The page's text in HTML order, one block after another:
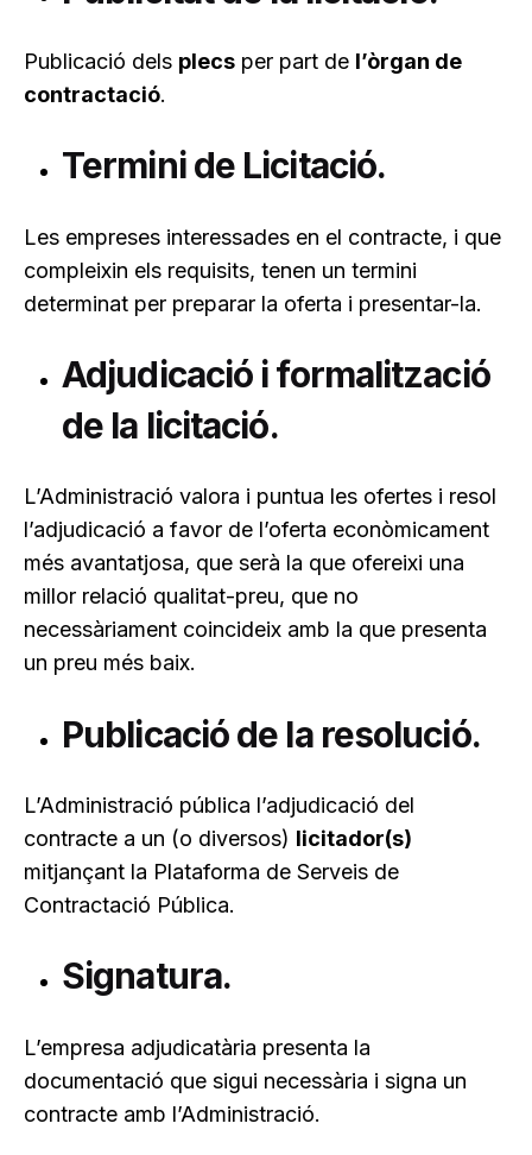
Publicació dels plecs per part de l’òrgan de
contractació.
Termini de Licitació.
Les empreses interessades en el contracte, i que
compleixin els requisits, tenen un termini
determinat per preparar la oferta i presentar-la.
Adjudicació i formalització
de la licitació.
L’Administració valora i puntua les ofertes i resol
l’adjudicació a favor de l’oferta econòmicament
més avantatjosa, que serà la que ofereixi una
millor relació qualitat-preu, que no
necessàriament coincideix amb la que presenta
un preu més baix.
Publicació de la resolució.
L’Administració pública l’adjudicació del
contracte a un (o diversos) licitador(s)
mitjançant la Plataforma de Serveis de
Contractació Pública.
Signatura.
L’empresa adjudicatària presenta la
documentació que sigui necessària i signa un
contracte amb l’Administració.